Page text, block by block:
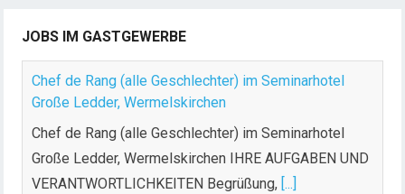
JOBS IM GASTGEWERBE
Chef de Rang (alle Geschlechter) im Seminarhotel
Große Ledder, Wermelskirchen
Chef de Rang (alle Geschlechter) im Seminarhotel
Große Ledder, Wermelskirchen IHRE AUFGABEN UND
VERANTWORTLICHKEITEN Begrüßung, [...]